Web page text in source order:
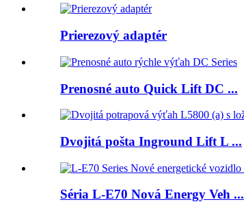
Prierezový adaptér
Prenosné auto Quick Lift DC ...
Dvojitá pošta Inground Lift L ...
Séria L-E70 Nová Energy Veh ...